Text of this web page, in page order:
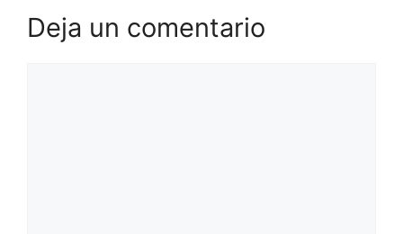
Deja un comentario